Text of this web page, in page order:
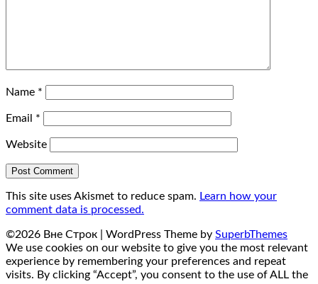
Name *
Email *
Website
This site uses Akismet to reduce spam. Learn how your
comment data is processed.
©2026 Вне Строк | WordPress Theme by SuperbThemes
We use cookies on our website to give you the most relevant
experience by remembering your preferences and repeat
visits. By clicking “Accept”, you consent to the use of ALL the